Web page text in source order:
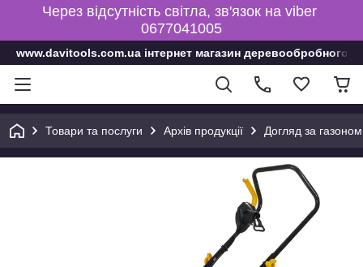
Через відсутність світла, зв'язок на viber
0677041005
www.davitools.com.ua інтернет магазин деревообробного
Товари та послуги Архів продукції Догляд за газоном